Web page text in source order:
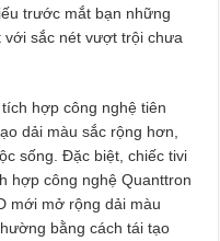
trước mắt bạn những
sắc nét vượt trội chưa
tích hợp công nghệ tiên
dải màu sắc rộng hơn,
sống. Đặc biệt, chiếc tivi
hợp công nghệ Quanttron
mới mở rộng dải màu
bằng cách tái tạo